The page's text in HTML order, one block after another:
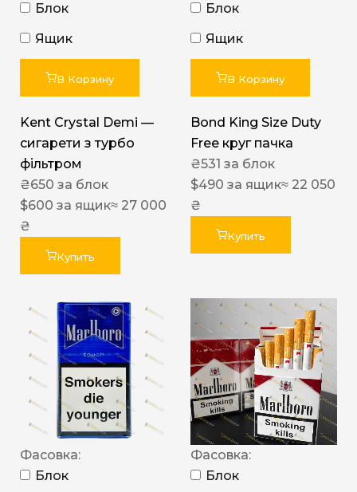
Блок
Ящик
В Корзину
Kent Crystal Demi —
сигарети з турбо
фільтром
₴650 за блок
$600 за ящик≈ 27 000
₴
Купить
Блок
Ящик
В Корзину
Bond King Size Duty
Free круг пачка
₴531 за блок
$490 за ящик≈ 22 050
₴
Купить
Фасовка:
Блок
Фасовка:
Блок